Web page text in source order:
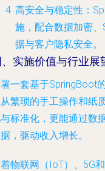
高安全与稳定性 ：
施，配合数据加密
据与客户隐私安全。
实施价值与行业展
一套基于SpringBoot
繁琐的手工操作和纸
标准化，更能通过数
，驱动收入增长。
物联网（IoT）、5G